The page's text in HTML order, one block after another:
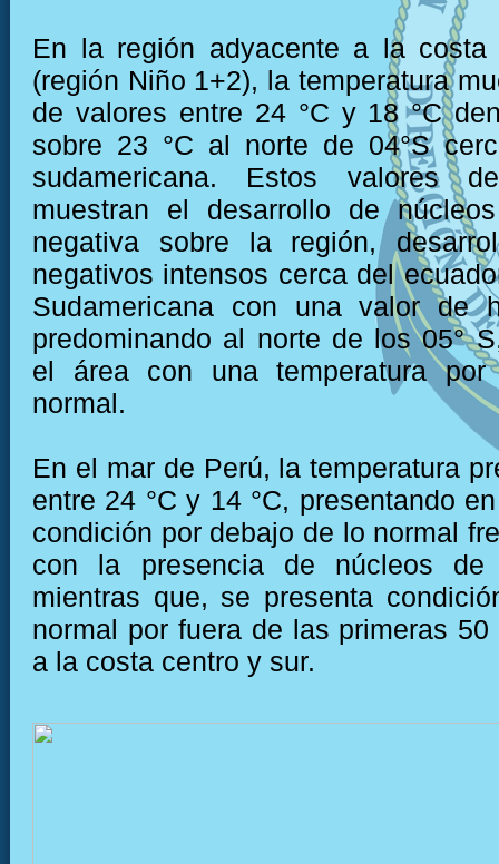
En la región adyacente a la costa
(región Niño 1+2), la temperatura
de valores entre 24 °C y 18 °C
sobre 23 °C al norte de 04°S
sudamericana. Estos valores
muestran el desarrollo de
negativa sobre la región,
negativos intensos cerca del
Sudamericana con una valor de
predominando al norte de los 05°
el área con una temperatura
normal.
En el mar de Perú, la temperatura
entre 24 °C y 14 °C, presentando
condición por debajo de lo normal
con la presencia de núcleos de
mientras que, se presenta
normal por fuera de las primeras
a la costa centro y sur.